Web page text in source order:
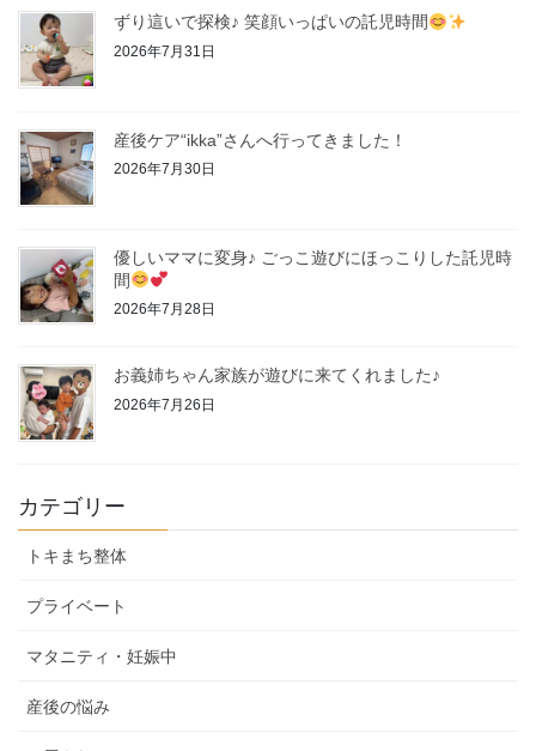
ずり這いで探検♪ 笑顔いっぱいの託児時間
2026年7月31日
産後ケア“ikka”さんへ行ってきました！
2026年7月30日
優しいママに変身♪ ごっこ遊びにほっこりした託児時
間
2026年7月28日
お義姉ちゃん家族が遊びに来てくれました♪
2026年7月26日
カテゴリー
トキまち整体
プライベート
マタニティ・妊娠中
産後の悩み